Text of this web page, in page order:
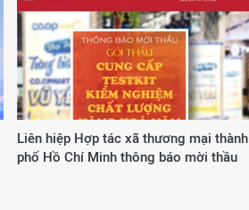
Liên hiệp Hợp tác xã thương mại thành
phố Hồ Chí Minh thông báo mời thầu